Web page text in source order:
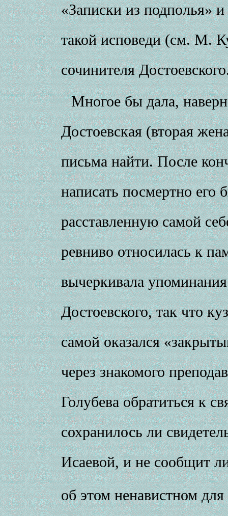
«Записки из подполья»
такой исповеди (см. М.
сочинителя
Многое бы дала,
Достоевская (вторая
письма найти. После
написать посмертно его
расставленную самой
ревниво относилась к
вычеркивала
Достоевского, так что
самой оказался
через знакомого
Голубева обратиться к
сохранилось ли
Исаевой, и не сообщит
об этом ненавистном